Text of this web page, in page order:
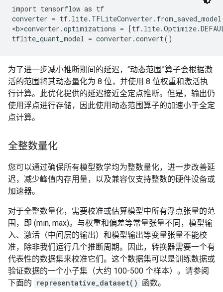
import tensorflow as tf
converter =
<b>converter.optimizations =
为了进一步减小推断期间的延迟，“动态范围”算子会根据激
活的范围将其动态量化为 8 位，并使用 8 位权重和激活执
行计算。此优化提供的延迟接近全定点推断。但是，输出仍
使用浮点进行存储，因此使用动态范围算子的加速小于全定
点计算。
全整数量化
您可以通过确保所有模型数学均为整数量化，进一步改善延
迟，减少峰值内存用量，以及兼容仅支持整数的硬件设备或
加速器。
对于全整数量化，需要校准或估算模型中所有浮点张量的范
围，即 (min, max)。与权重和偏差等常量张量不同，模型输
入、激活（中间层的输出）和模型输出等变量张量不能校
准，除非我们运行几个推断周期。因此，转换器需要一个有
代表性的数据集来校准它们。这个数据集可以是训练数据或
验证数据的一个小子集（大约 100-500 个样本）。请参阅
下面的 representative_dataset() 函数。